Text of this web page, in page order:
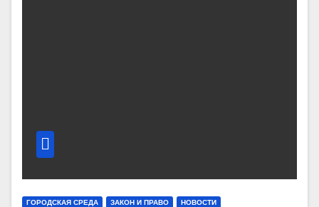
ГОРОДСКАЯ СРЕДА ЗАКОН И ПРАВО НОВОСТИ